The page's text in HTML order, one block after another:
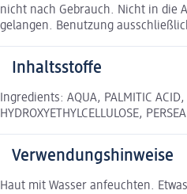
nicht nach Gebrauch. Nicht in die
gelangen. Benutzung
Inhaltsstoffe
Ingredients: AQUA, PALMITIC ACID,
HYDROXYETHYLCELLULOSE,
Verwendungshinweise
Haut mit Wasser anfeuchten.